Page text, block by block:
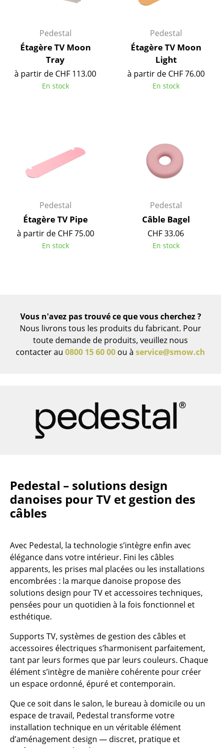
Lampes de sol
Appliques murales
Luminaires d’extérieur
Lits doubles
Lits simples
Lits enfants
Tables de chevet et Accessoires de lit
Miroirs
Figurines & Miniatures
Vases
Boîtes de rangement
Couvertures
Rideaux
... voir tous les accessoires
Espaces
Maison
Salon et Salle de séjour
Cuisine & Salle à manger
Chambre à coucher
Chambre enfant
Bureau
Entrée & Couloir
Salle de Bain
Cellier & Buanderie
Jardin & Balcon
Pedestal
Étagère TV Moon
Tray
à partir de CHF 113.00
En stock
Pedestal
Étagère TV Moon
Light
à partir de CHF 76.00
En stock
Pedestal
Étagère TV Pipe
à partir de CHF 75.00
En stock
Pedestal
Câble Bagel
CHF 33.06
En stock
Vous n'avez pas trouvé ce que vous cherchez ?
Nous livrons tous les produits du fabricant. Pour
toute demande de produits, veuillez nous
contacter au 0800 15 60 00 ou à service@smow.ch
Pedestal – solutions design
danoises pour TV et gestion des
câbles
Avec Pedestal, la technologie s’intègre enfin avec
élégance dans votre intérieur. Fini les câbles
apparents, les prises mal placées ou les installations
encombrées : la marque danoise propose des
solutions design pour TV et accessoires techniques,
pensées pour un quotidien à la fois fonctionnel et
esthétique.
Supports TV, systèmes de gestion des câbles et
accessoires électriques s’harmonisent parfaitement,
tant par leurs formes que par leurs couleurs. Chaque
élément s’intègre de manière cohérente pour créer
un espace ordonné, épuré et contemporain.
Que ce soit dans le salon, le bureau à domicile ou un
espace de travail, Pedestal transforme votre
installation technique en un véritable élément
d’aménagement design — discret, pratique et